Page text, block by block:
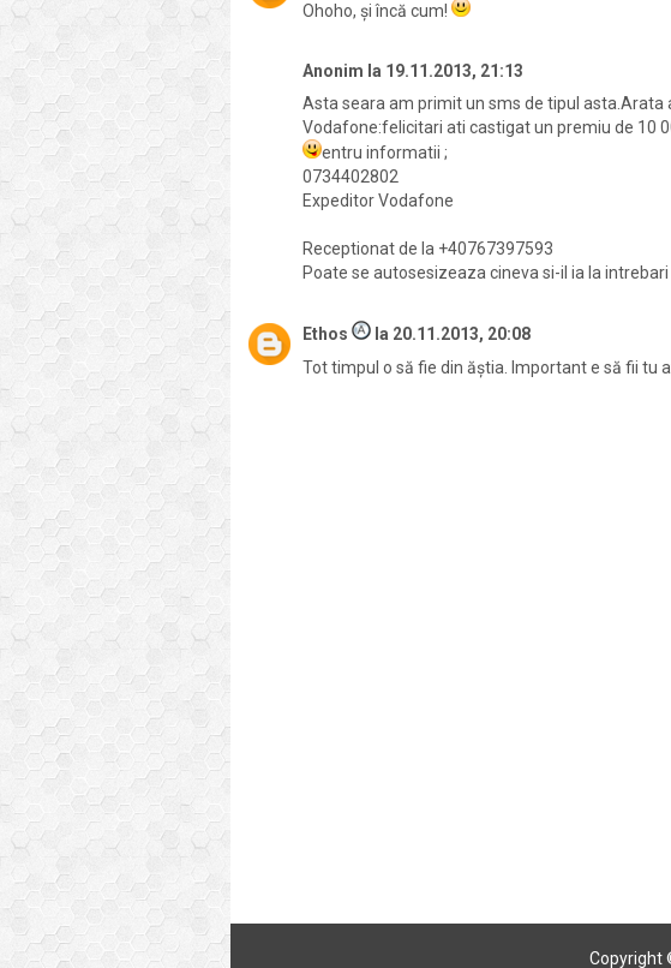
Ohoho, și încă cum!
Anonim la 19.11.2013, 21:13
Asta seara am primit un sms de tipul asta.Arata
Vodafone:felicitari ati castigat un premiu de 10
entru informatii ;
0734402802
Expeditor Vodafone
Receptionat de la +40767397593
Poate se autosesizeaza cineva si-il ia la
Ethos la 20.11.2013, 20:08
Tot timpul o să fie din ăștia. Important e să fii tu
Copyright